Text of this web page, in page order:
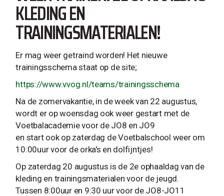
KLEDING EN
TRAININGSMATERIALEN!
Er mag weer getraind worden! Het nieuwe
trainingsschema staat op de site;
https://www.vvog.nl/teams/trainingsschema
Na de zomervakantie, in de week van 22 augustus,
wordt er op woensdag ook weer gestart met de
Voetbalacademie voor de JO8 en JO9
en start ook op zaterdag de Voetbalschool weer om
10:00uur voor de orka's en dolfijntjes!
Op zaterdag 20 augustus is de 2e ophaaldag van de
kleding en trainingsmaterialen voor de jeugd.
Tussen 8:00uur en 9:30 uur voor de JO8-JO11